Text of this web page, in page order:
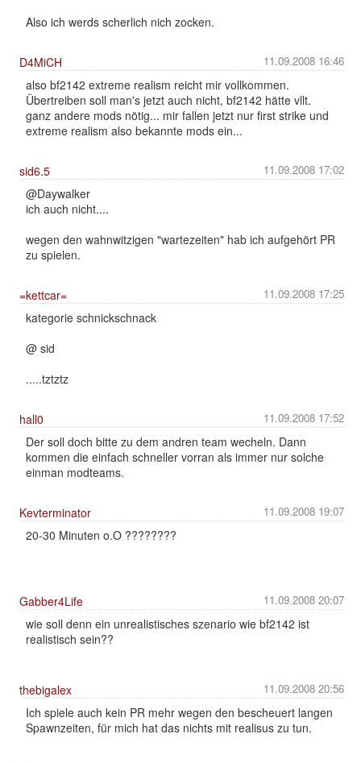
Also ich werds scherlich nich zocken.
11.09.2008 16:46
D4MiCH
also bf2142 extreme realism reicht mir vollkommen.
Übertreiben soll man's jetzt auch nicht, bf2142 hätte vllt.
ganz andere mods nötig... mir fallen jetzt nur first strike und
extreme realism also bekannte mods ein...
11.09.2008 17:02
sid6.5
@Daywalker
ich auch nicht....
wegen den wahnwitzigen "wartezeiten" hab ich aufgehört PR
zu spielen.
11.09.2008 17:25
=kettcar=
kategorie schnickschnack
@ sid
.....tztztz
11.09.2008 17:52
hall0
Der soll doch bitte zu dem andren team wecheln. Dann
kommen die einfach schneller vorran als immer nur solche
einman modteams.
11.09.2008 19:07
Kevterminator
20-30 Minuten o.O ????????
11.09.2008 20:07
Gabber4Life
wie soll denn ein unrealistisches szenario wie bf2142 ist
realistisch sein??
11.09.2008 20:56
thebigalex
Ich spiele auch kein PR mehr wegen den bescheuert langen
Spawnzeiten, für mich hat das nichts mit realisus zu tun.